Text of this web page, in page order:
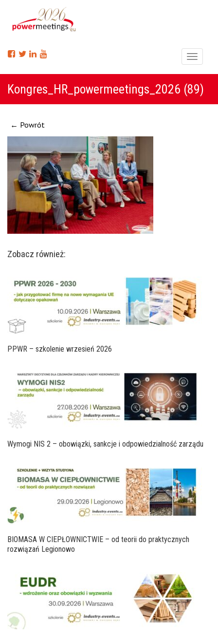
Menu
Kongres_HR_powermeetings_2026 (89)
← Powrót
Zobacz również:
PPWR – szkolenie wrzesień 2026
Wymogi NIS 2 – obowiązki, sankcje i odpowiedzialność zarządu
BIOMASA W CIEPŁOWNICTWIE – od teorii do praktycznych
rozwiązań Legionowo